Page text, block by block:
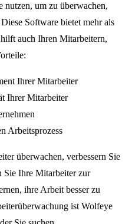
um zu überwachen,
Software bietet mehr als
auch Ihren Mitarbeitern,
Ihrer Mitarbeiter
Ihrer Mitarbeiter
Arbeitsprozess
überwachen, verbessern Sie
Sie Ihre Mitarbeiter zur
ihre Arbeit besser zu
ist Wolfeye